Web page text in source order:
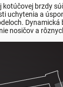
brzdy
uchytenia a
nosičov a